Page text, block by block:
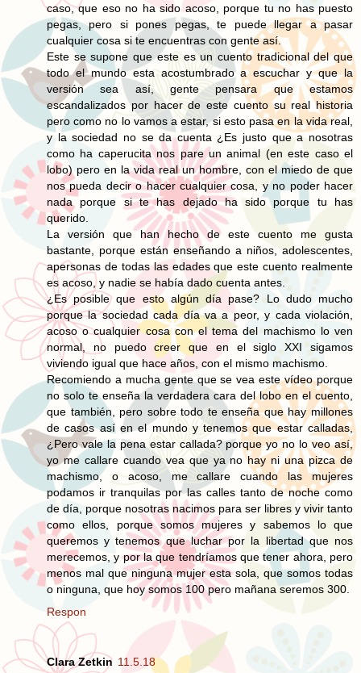
caso, que eso no ha sido acoso, porque tu no has puesto
pegas, pero si pones pegas, te puede llegar a pasar
cualquier cosa si te encuentras con gente así.
Este se supone que este es un cuento tradicional del que
todo el mundo esta acostumbrado a escuchar y que la
versión sea así, gente pensara que estamos
escandalizados por hacer de este cuento su real historia
pero como no lo vamos a estar, si esto pasa en la vida real,
y la sociedad no se da cuenta ¿Es justo que a nosotras
como ha caperucita nos pare un animal (en este caso el
lobo) pero en la vida real un hombre, con el miedo de que
nos pueda decir o hacer cualquier cosa, y no poder hacer
nada porque si te has dejado ha sido porque tu has
querido.
La versión que han hecho de este cuento me gusta
bastante, porque están enseñando a niños, adolescentes,
apersonas de todas las edades que este cuento realmente
es acoso, y nadie se había dado cuenta antes.
¿Es posible que esto algún día pase? Lo dudo mucho
porque la sociedad cada día va a peor, y cada violación,
acoso o cualquier cosa con el tema del machismo lo ven
normal, no puedo creer que en el siglo XXI sigamos
viviendo igual que hace años, con el mismo machismo.
Recomiendo a mucha gente que se vea este vídeo porque
no solo te enseña la verdadera cara del lobo en el cuento,
que también, pero sobre todo te enseña que hay millones
de casos así en el mundo y tenemos que estar calladas,
¿Pero vale la pena estar callada? porque yo no lo veo así,
yo me callare cuando vea que ya no hay ni una pizca de
machismo, o acoso, me callare cuando las mujeres
podamos ir tranquilas por las calles tanto de noche como
de día, porque nosotras nacimos para ser libres y vivir tanto
como ellos, porque somos mujeres y sabemos lo que
queremos y tenemos que luchar por la libertad que nos
merecemos, y por la que tendríamos que tener ahora, pero
menos mal que ninguna mujer esta sola, que somos todas
o ninguna, que hoy somos 100 pero mañana seremos 300.
Respon
Clara Zetkin 11.5.18